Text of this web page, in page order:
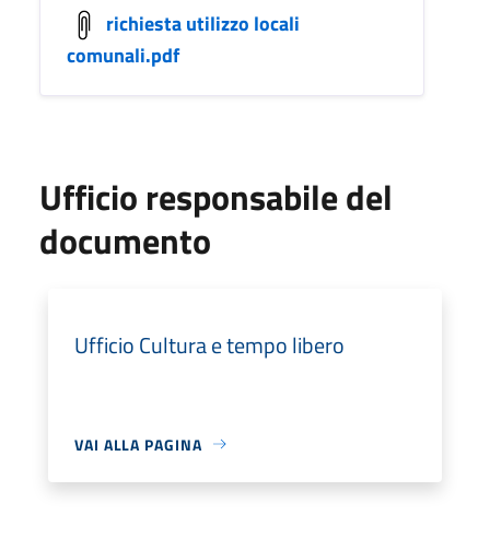
richiesta utilizzo locali
comunali.pdf
Ufficio responsabile del
documento
Ufficio Cultura e tempo libero
VAI ALLA PAGINA